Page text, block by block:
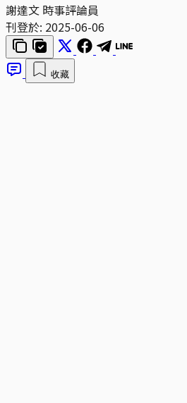
謝達文 時事評論員
刊登於: 2025-06-06
收藏